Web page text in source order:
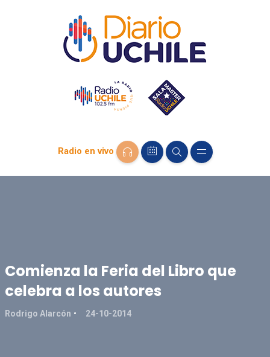
Radio en vivo
Comienza la Feria del Libro que
celebra a los autores
Rodrigo Alarcón 24-10-2014